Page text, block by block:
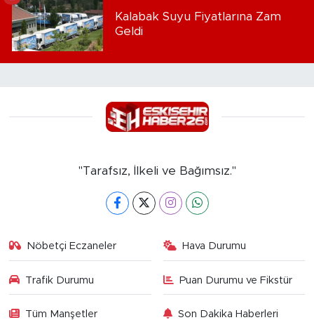
Kalabak Suyu Fiyatlarına Zam
Geldi
"Tarafsız, İlkeli ve Bağımsız."
Nöbetçi Eczaneler Hava Durumu
Trafik Durumu Puan Durumu ve Fikstür
Tüm Manşetler Son Dakika Haberleri